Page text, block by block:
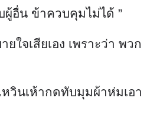
ผู้อื่น ข้าควบคุมไม่ได้ ”
จเสียเอง เพราะว่า พวก
วินเห้ากดทับมุมผ้าห่มเอา